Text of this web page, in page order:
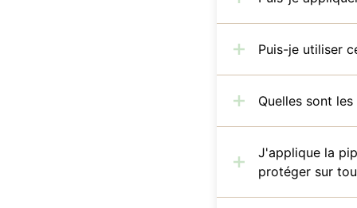
Puis-je utiliser
Quelles sont
J'applique la
protéger sur